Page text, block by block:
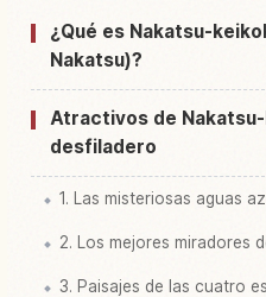
Buscar
Keikoku
¿Qué es Nakatsu-
Nakatsu)?
Atractivos de
desfiladero
1. Las misteriosas aguas
2. Los mejores miradores
3. Paisajes de las cuatro